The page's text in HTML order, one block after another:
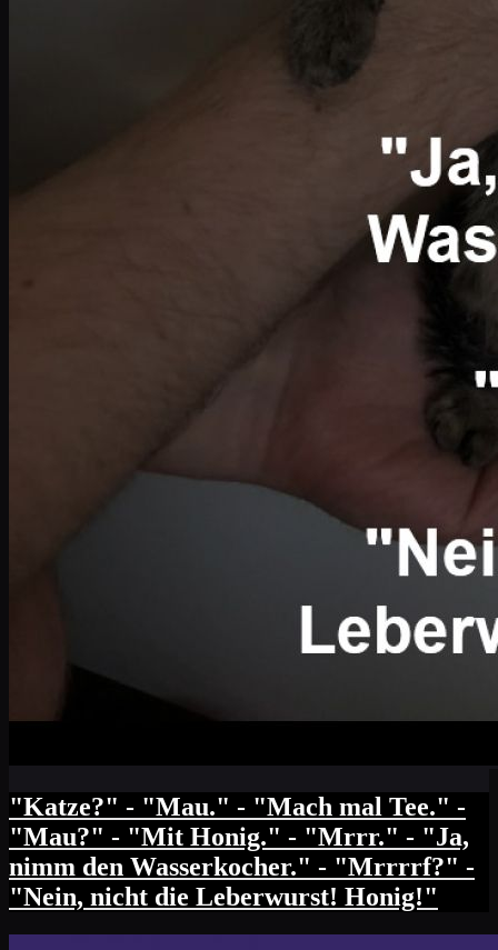
"Katze?" - "Mau." - "Mach mal Tee." -
"Mau?" - "Mit Honig." - "Mrrr." - "Ja,
nimm den Wasserkocher." - "Mrrrrf?" -
"Nein, nicht die Leberwurst! Honig!"